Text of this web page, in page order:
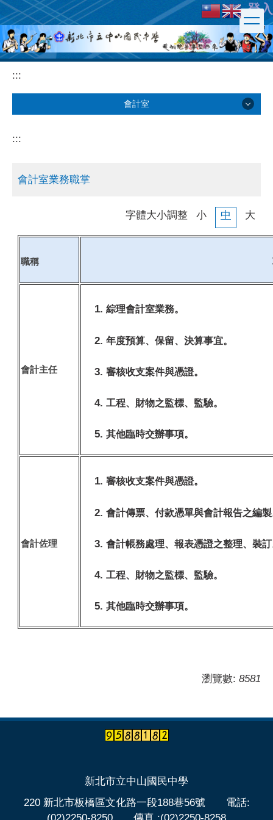
跳
到
主
要
內
登入
:::
會計室
:::
會計室業務職掌
字體大小調整 小 中 大
職稱
會計主任
綜理會計室業務。
年度預算、保留、決算事宜。
審核收支案件與憑證。
工程、財物之監標、監驗。
其他臨時交辦事項。
會計佐理
審核收支案件與憑證。
會計傳票、付款憑單與會計報告之編
會計帳務處理、報表憑證之整理、裝
工程、財物之監標、監驗。
其他臨時交辦事項。
瀏覽數: 8581
新北市立中山國民中學
220 新北市板橋區文化路一段188巷56號 電話: